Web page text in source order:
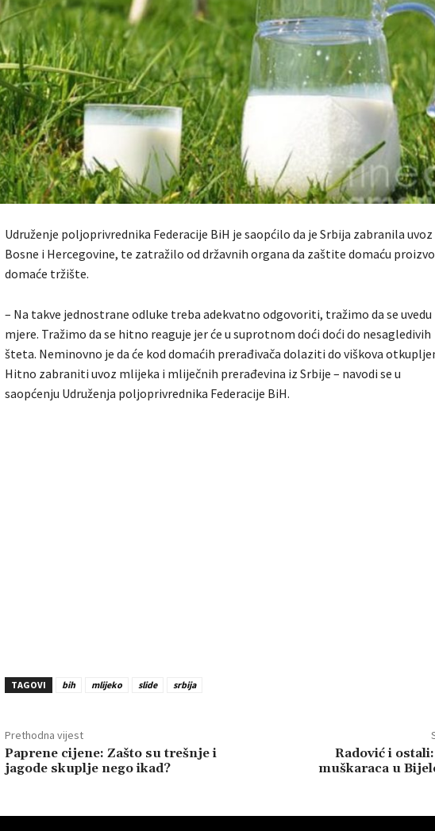
Udruženje poljoprivrednika Federacije BiH je saopćilo da je Srbija zabranila
Bosne i Hercegovine, te zatražilo od državnih organa da zaštite domaću
domaće tržište.
– Na takve jednostrane odluke treba adekvatno odgovoriti, tražimo da se
mjere. Tražimo da se hitno reaguje jer će u suprotnom doći doći do nesagledivih
šteta. Neminovno je da će kod domaćih prerađivača dolaziti do viškova
Hitno zabraniti uvoz mlijeka i mliječnih prerađevina iz Srbije – navodi se u
saopćenju Udruženja poljoprivrednika Federacije BiH.
TAGOVI bih mlijeko slide srbija
Prethodna vijest
Paprene cijene: Zašto su trešnje i
jagode skuplje nego ikad?
Radović i
muškaraca u